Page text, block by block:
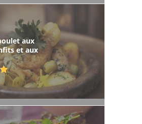
aux
et aux